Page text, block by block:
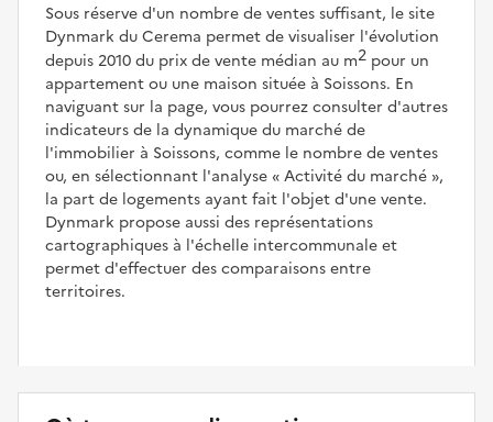
Sous réserve d'un nombre de ventes suffisant, le site
Dynmark du Cerema permet de visualiser l'évolution
depuis 2010 du prix de vente médian au m2 pour un
appartement ou une maison située à Soissons. En
naviguant sur la page, vous pourrez consulter d'autres
indicateurs de la dynamique du marché de
l'immobilier à Soissons, comme le nombre de ventes
ou, en sélectionnant l'analyse
Activité du marché ,
la part de logements ayant fait l'objet d'une vente.
Dynmark propose aussi des représentations
cartographiques à l'échelle intercommunale et
permet d'effectuer des comparaisons entre
territoires.